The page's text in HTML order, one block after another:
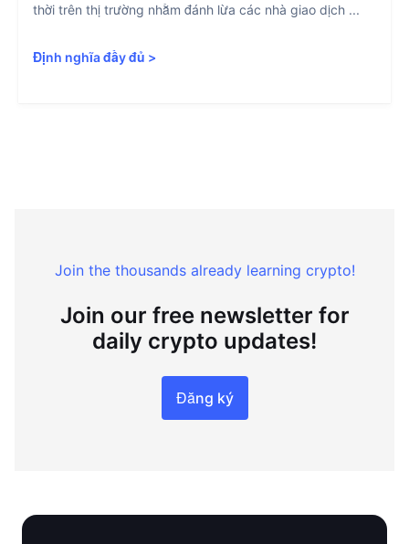
thời trên thị trường nhằm đánh lừa các nhà giao dịch ...
Định nghĩa đầy đủ >
Join the thousands already learning crypto!
Join our free newsletter for
daily crypto updates!
Đăng ký